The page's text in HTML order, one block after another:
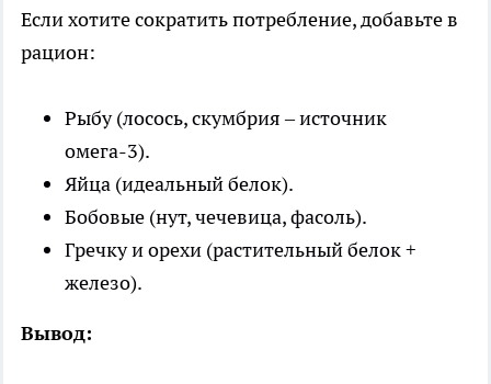
Если хотите сократить потребление, добавьте в
рацион:
Рыбу (лосось, скумбрия – источник
омега-3).
Яйца (идеальный белок).
Бобовые (нут, чечевица, фасоль).
Гречку и орехи (растительный белок +
железо).
Вывод: